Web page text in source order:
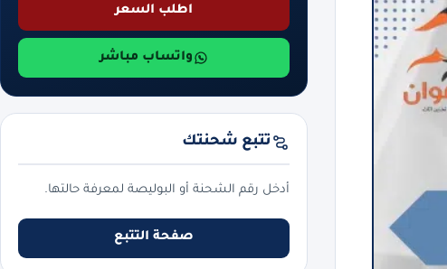
اطلب السعر
واتساب مباشر
تتبع شحنتك
أدخل رقم الشحنة أو البوليصة لمعرفة حالتها.
صفحة التتبع